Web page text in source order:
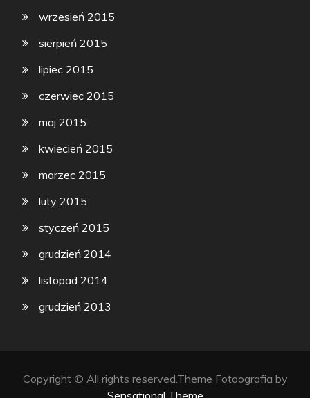
wrzesień 2015
sierpień 2015
lipiec 2015
czerwiec 2015
maj 2015
kwiecień 2015
marzec 2015
luty 2015
styczeń 2015
grudzień 2014
listopad 2014
grudzień 2013
Copyright © All rights reserved.Theme Fotoografia by
Sensational Theme